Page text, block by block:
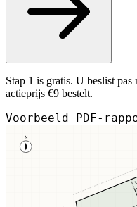
Stap 1 is gratis. U beslist
actieprijs €9 bestelt.
Voorbeeld PDF-
N